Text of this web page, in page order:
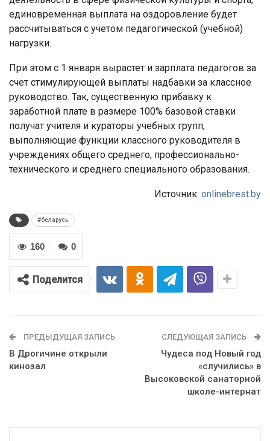
единовременная выплата на оздоровление будет
рассчитываться с учетом педагогической (учебной)
нагрузки.
При этом с 1 января вырастет и зарплата педагогов за
счет стимулирующей выплаты надбавки за классное
руководство. Так, существенную прибавку к
заработной плате в размере 100% базовой ставки
получат учителя и кураторы учебных групп,
выполняющие функции классного руководителя в
учреждениях общего среднего, профессионально-
технического и среднего специального образования.
Источник: onlinebrest.by
#беларусь
0
160
Поделится
ПРЕДЫДУЩАЯ ЗАПИСЬ
В Дрогичине открыли
кинозал
СЛЕДУЮЩАЯ ЗАПИСЬ
Чудеса под Новый год
«случились» в
Высоковской санаторной
школе-интернат